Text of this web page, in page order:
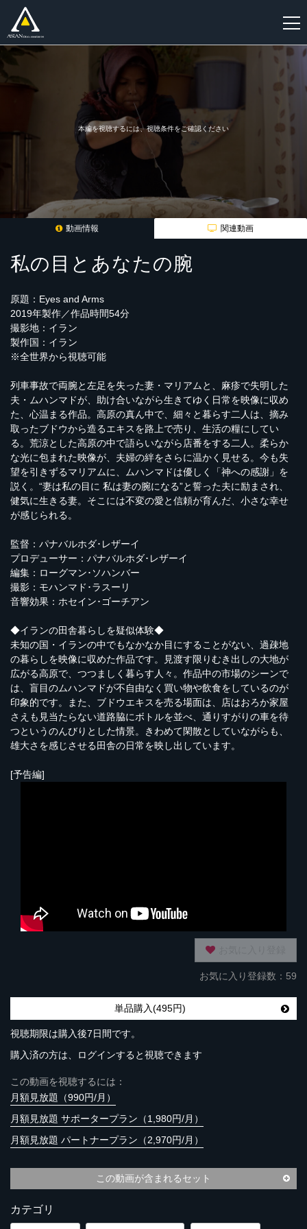
規
本編を視聴するには、視聴条件をご確認ください
動画情報 関連動画
私の目とあなたの腕
原題：Eyes and Arms
2019年製作／作品時間54分
撮影地：イラン
製作国：イラン
※全世界から視聴可能
列車事故で両腕と左足を失った妻・マリアムと、麻疹で失明した
夫・ムハンマドが、助け合いながら生きてゆく日常を映像に収め
た、心温まる作品。高原の真ん中で、細々と暮らす二人は、摘み
取ったブドウから造るエキスを路上で売り、生活の糧にしてい
る。荒涼とした高原の中で語らいながら店番をする二人。柔らか
な光に包まれた映像が、夫婦の絆をさらに温かく見せる。今も失
望を引きずるマリアムに、ムハンマドは優しく「神への感謝」を
説く。“妻は私の目に 私は妻の腕になる”と誓った夫に励まされ、
健気に生きる妻。そこには不変の愛と信頼が育んだ、小さな幸せ
が感じられる。
監督：パナバルホダ･レザーイ
プロデューサー：パナバルホダ･レザーイ
編集：ローグマン･ソハンバー
撮影：モハンマド･ラスーリ
音響効果：ホセイン･ゴーチアン
◆イランの田舎暮らしを疑似体験◆
未知の国・イランの中でもなかなか目にすることがない、過疎地
の暮らしを映像に収めた作品です。見渡す限りむき出しの大地が
広がる高原で、つつましく暮らす人々。作品中の市場のシーンで
は、盲目のムハンマドが不自由なく買い物や飲食をしているのが
印象的です。また、ブドウエキスを売る場面は、店はおろか家屋
さえも見当たらない道路脇にボトルを並べ、通りすがりの車を待
つというのんびりとした情景。きわめて閑散としていながらも、
雄大さを感じさせる田舎の日常を映し出しています。
[予告編]
お気に入り登録数：59
単品購入(495円)
視聴期限は購入後7日間です。
購入済の方は、ログインすると視聴できます
この動画を視聴するには：
月額見放題（990円/月）
月額見放題 サポータープラン（1,980円/月）
月額見放題 パートナープラン（2,970円/月）
この動画が含まれるセット
カテゴリ